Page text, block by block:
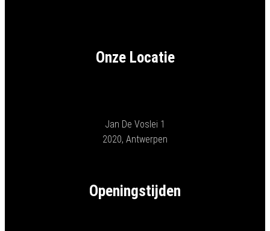
Onze Locatie
Jan De Voslei 1
2020, Antwerpen
Openingstijden